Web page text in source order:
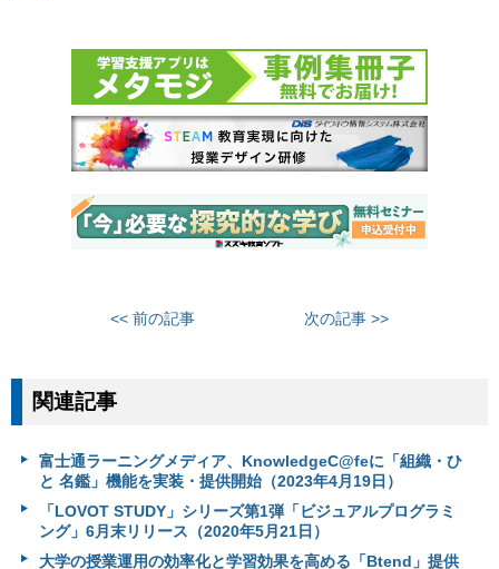
<< 前の記事 次の記事 >>
関連記事
富士通ラーニングメディア、KnowledgeC@feに「組織・ひ
と 名鑑」機能を実装・提供開始（2023年4月19日）
「LOVOT STUDY」シリーズ第1弾「ビジュアルプログラミ
ング」6月末リリース（2020年5月21日）
大学の授業運用の効率化と学習効果を高める「Btend」提供